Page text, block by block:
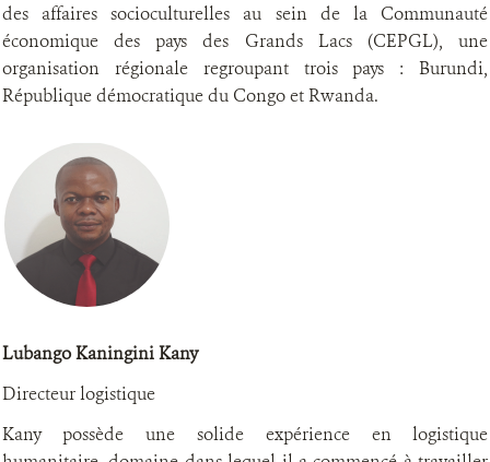
des affaires socioculturelles au sein de la Communauté
économique des pays des Grands Lacs (CEPGL), une
organisation régionale regroupant trois pays : Burundi,
République démocratique du Congo et Rwanda.
Lubango Kaningini Kany
Directeur logistique
Kany possède une solide expérience en logistique